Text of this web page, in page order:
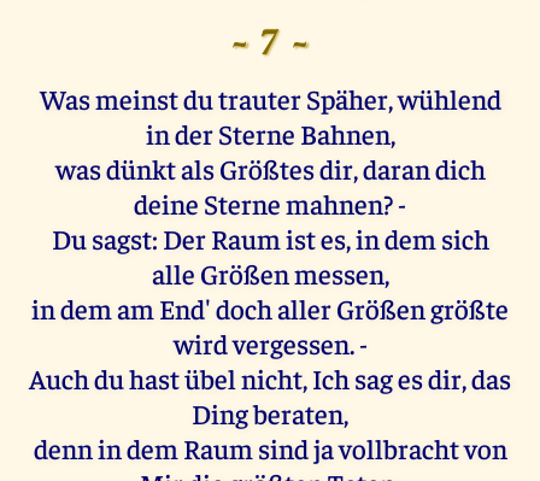
- 7 -
Was meinst du trauter Späher, wühlend
in der Sterne Bahnen,
was dünkt als Größtes dir, daran dich
deine Sterne mahnen? -
Du sagst: Der Raum ist es, in dem sich
alle Größen messen,
in dem am End' doch aller Größen größte
wird vergessen. -
Auch du hast übel nicht, Ich sag es dir, das
Ding beraten,
denn in dem Raum sind ja vollbracht von